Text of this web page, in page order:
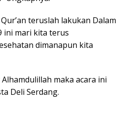
teruslah lakukan Dalam
ini mari kita terus
dimanapun kita
maka acara ini
Deli Serdang.